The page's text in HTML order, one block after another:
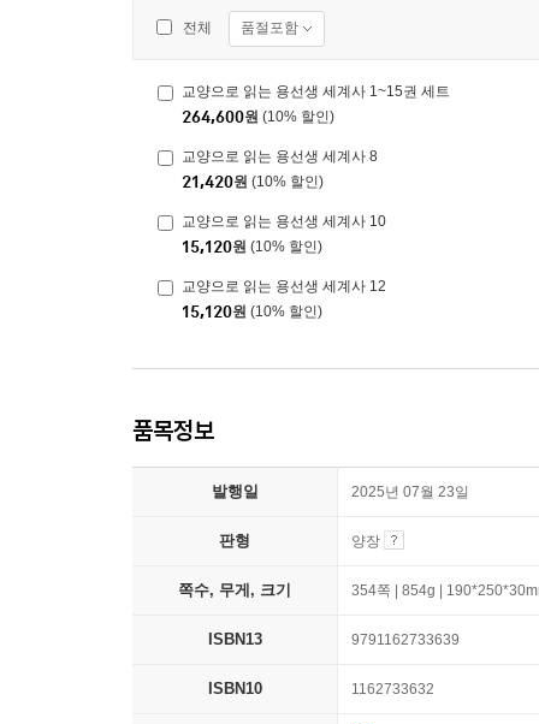
전체 품절포함
교양으로 읽는 용선생 세계사 1~15권 세트
264,600원 (10% 할인)
교양으로 읽는 용선생 세계사 8
21,420원 (10% 할인)
교양으로 읽는 용선생 세계사 10
15,120원 (10% 할인)
교양으로 읽는 용선생 세계사 12
15,120원 (10% 할인)
품목정보
발행일 2025년 07월 23일
판형 양장
쪽수, 무게, 크기 354쪽 | 854g |
ISBN13 9791162733639
ISBN10 1162733632